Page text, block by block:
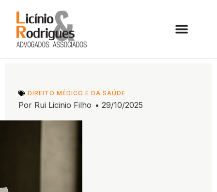
DIREITO MÉDICO E DA SAÚDE
Por Rui Licinio Filho • 29/10/2025